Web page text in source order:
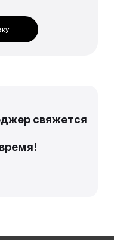
свяжется